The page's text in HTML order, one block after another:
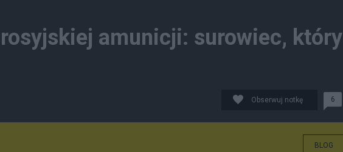
rosyjskiej amunicji: surowiec, który
Obserwuj notkę 6
BLOG